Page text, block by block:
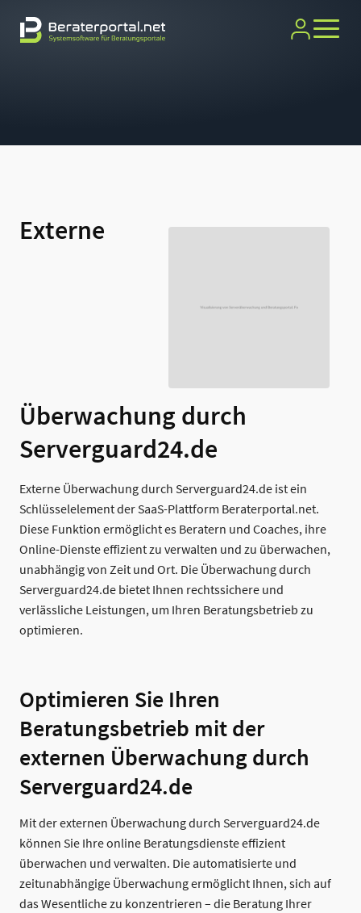
Externe
Überwachung durch
Serverguard24.de
Externe Überwachung durch Serverguard24.de ist ein
Schlüsselelement der SaaS-Plattform Beraterportal.net.
Diese Funktion ermöglicht es Beratern und Coaches, ihre
Online-Dienste effizient zu verwalten und zu überwachen,
unabhängig von Zeit und Ort. Die Überwachung durch
Serverguard24.de bietet Ihnen rechtssichere und
verlässliche Leistungen, um Ihren Beratungsbetrieb zu
optimieren.
Optimieren Sie Ihren
Beratungsbetrieb mit der
externen Überwachung durch
Serverguard24.de
Mit der externen Überwachung durch Serverguard24.de
können Sie Ihre online Beratungsdienste effizient
überwachen und verwalten. Die automatisierte und
zeitunabhängige Überwachung ermöglicht Ihnen, sich auf
das Wesentliche zu konzentrieren – die Beratung Ihrer